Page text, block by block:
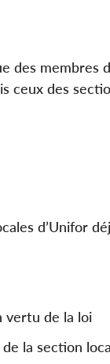
des membres
ceux des
d’Unifor
vertu de la loi
la section